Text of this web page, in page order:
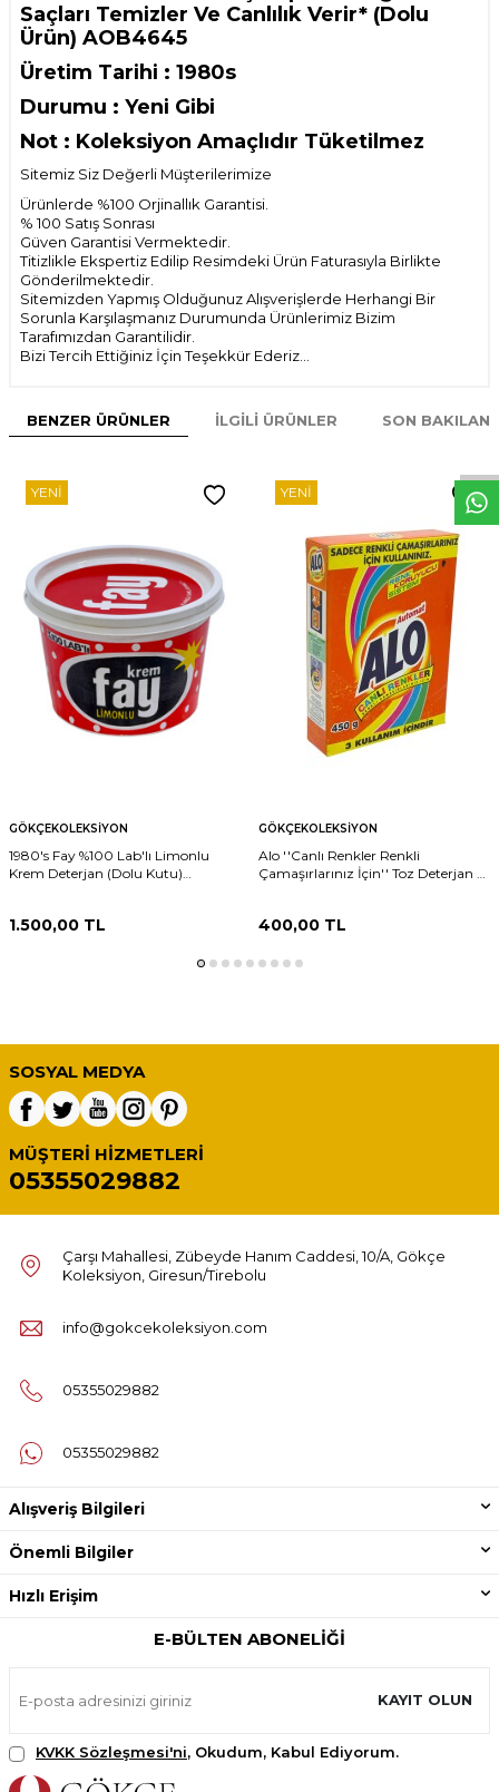
W
h
t
s
p
p
D
e
s
e
H
a
t
t
Saçları Temizler Ve Canlılık Verir* (Dolu
Ürün) AOB4645
Üretim Tarihi : 1980s
Durumu : Yeni Gibi
Not : Koleksiyon Amaçlıdır Tüketilmez
Sitemiz Siz Değerli Müşterilerimize
Ürünlerde %100 Orjinallık Garantisi.
% 100 Satış Sonrası
Güven Garantisi Vermektedir.
Titizlikle Ekspertiz Edilip Resimdeki Ürün Faturasıyla Birlikte
Gönderilmektedir.
Sitemizden Yapmış Olduğunuz Alışverişlerde Herhangi Bir
Sorunla Karşılaşmanız Durumunda Ürünlerimiz Bizim
Tarafımızdan Garantilidir.
Bizi Tercih Ettiğiniz İçin Teşekkür Ederiz...
BENZER ÜRÜNLER İLGILI ÜRÜNLER SON
YENI
GÖKÇEKOLEKSIYON
1980's Fay %100 Lab'lı Limonlu
Krem Deterjan (Dolu Kutu)
1.500,00 TL
YENI
GÖKÇEKOLEKSIYON
Alo ''Canlı Renkler Renkli
Çamaşırlarınız İçin'' Toz Deterjan -
400,00TL
SOSYAL MEDYA
MÜŞTERI HIZMETLERI
05355029882
Çarşı Mahallesi, Zübeyde Hanım Caddesi, 10/A, Gökçe
Koleksiyon, Giresun/Tirebolu
info@gokcekoleksiyon.com
05355029882
05355029882
Alışveriş Bilgileri
Önemli Bilgiler
Hızlı Erişim
E-BÜLTEN ABONELIĞI
KAYIT OLUN
KVKK Sözleşmesi'ni, Okudum, Kabul Ediyorum.